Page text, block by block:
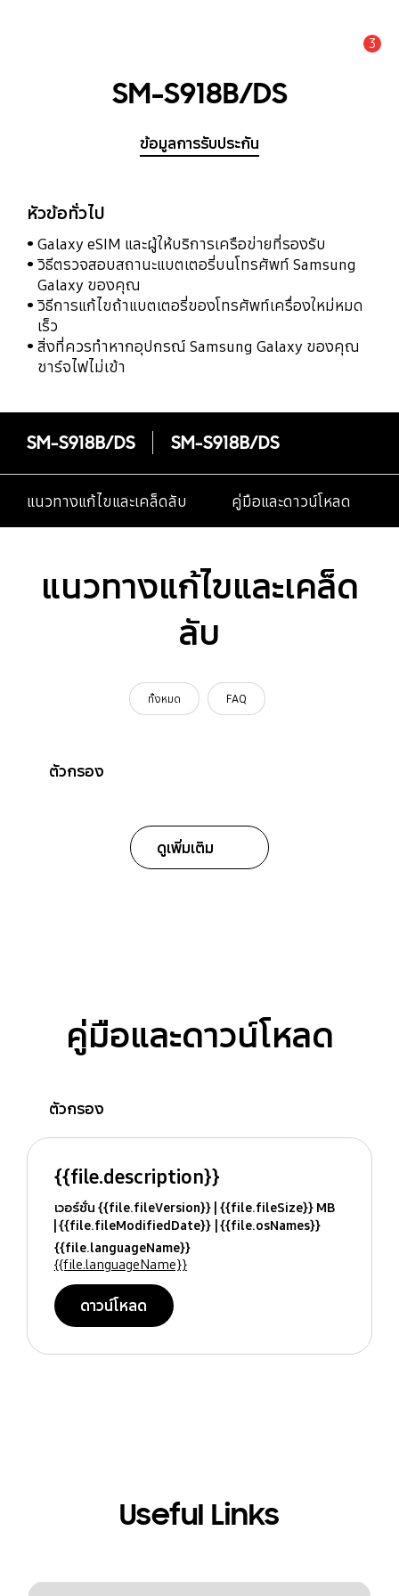
3
SM-S918B/DS
ข้อมูลการรับประกัน
หัวข้อทั่วไป
Galaxy eSIM และผู้ให้บริการเครือข่ายที่รองรับ
วิธีตรวจสอบสถานะแบตเตอรี่บนโทรศัพท์ Samsung
Galaxy ของคุณ
วิธีการแก้ไขถ้าแบตเตอรี่ของโทรศัพท์เครื่องใหม่หมด
เร็ว
สิ่งที่ควรทำหากอุปกรณ์ Samsung Galaxy ของคุณ
ชาร์จไฟไม่เข้า
SM-S918B/DS SM-S918B/DS
แนวทางแก้ไขและเคล็ดลับ คู่มือและดาวน์โหลด
แนวทางแก้ไขและเคล็ด
ลับ
ทั้งหมด FAQ
ตัวกรอง
ดูเพิ่มเติม
คู่มือและดาวน์โหลด
ตัวกรอง
{{file.description}}
เวอร์ชั่น {{file.fileVersion}} {{file.fileSize}} MB
{{file.fileModifiedDate}} {{file.osNames}}
{{file.languageName}}
{{file.languageName}}
ดาวน์โหลด
Useful Links